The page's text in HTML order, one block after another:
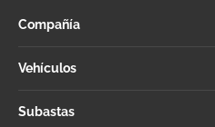
Compañía
Vehículos
Subastas